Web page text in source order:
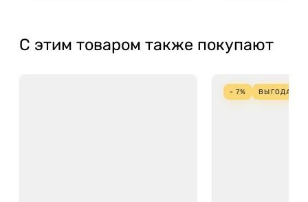
С этим товаром также покупают
- 7% ВЫГОДА